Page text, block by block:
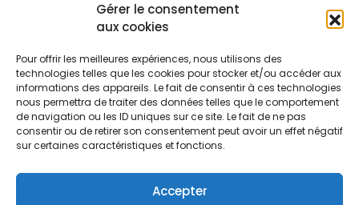
Gérer le consentement
aux cookies
Pour offrir les meilleures expériences, nous utilisons des
technologies telles que les cookies pour stocker et/ou accéder aux
informations des appareils. Le fait de consentir à ces technologies
nous permettra de traiter des données telles que le comportement
de navigation ou les ID uniques sur ce site. Le fait de ne pas
consentir ou de retirer son consentement peut avoir un effet négatif
sur certaines caractéristiques et fonctions.
Accepter
Commentaires récents
Aucun commentaire à afficher.